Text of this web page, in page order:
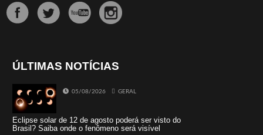
ÚLTIMAS NOTÍCIAS
05/08/2026 GERAL
Eclipse solar de 12 de agosto poderá ser visto do
Brasil? Saiba onde o fenômeno será visível